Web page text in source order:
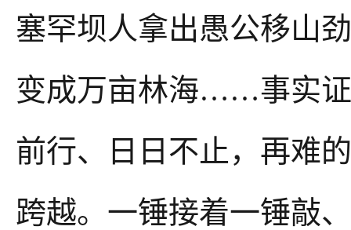
塞罕坝人拿出愚公移山
变成万亩林海……事实证
前行、日日不止，再难
跨越。一锤接着一锤敲